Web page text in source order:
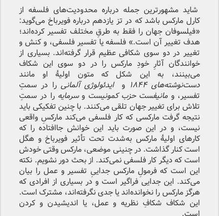
شاید مشهورترین جمله درباره محدودیت‌های فلسفه از
کارل مارکس باشد که در تز یازدهم درباره فویرباخ می‌گوید:
«فیلسوفان جهان را فقط به طرقِ مختلف تفسیر کرده‌اند؛
هدف تغییر آن است.» فلسفه یا تفسیر فلسفی، و کنش و
تغییر در دو سوی شکافی عظیم قرار گرفته‌اند. بسیاری از
خوانندگان آثارِ خودِ مارکس را در دو سوی این شکاف
می‌بینند، به این شکل که متون اولیهٔ او مانند
دست‌نوشته‌های۱۸۴۴ وایدئولوژی آلمانی را در سمتِ
تفسیر، و مانیفست حزب کمونیست وسرمایه را در سمتِ
تلاش برای تغییر جهان تلقی می‌کنند. با چنین تفکیکی باید
نتیجه گرفت مارکسی که کار فلسفی می‌کند مارکسِ واقعی
نیست،‌ و در این صورت باید این خوانش جاافتاده را که
کارهای اولیهٔ مارکس به‌شدت تحت تأثیر فویرباخ و هگل
است کنار گذاشت. در چنینی موضعی، مارکس وقتی خودش
است که دیگر کار فلسفی نمی‌کند. از بحث دور نشویم. نکته
این است که فرمولِ مارکس جداییِ تفسیر و عمل را بیان
می‌کند. این جدایی فراگیر است و در بسیاری از افرادی که
هرگز مارکس را نخوانده‌اند یا جدی نگرفته‌اند، مشترک است.
این شکاف شکافِ نظریه و عمل، یا اندیشیدن و کردن